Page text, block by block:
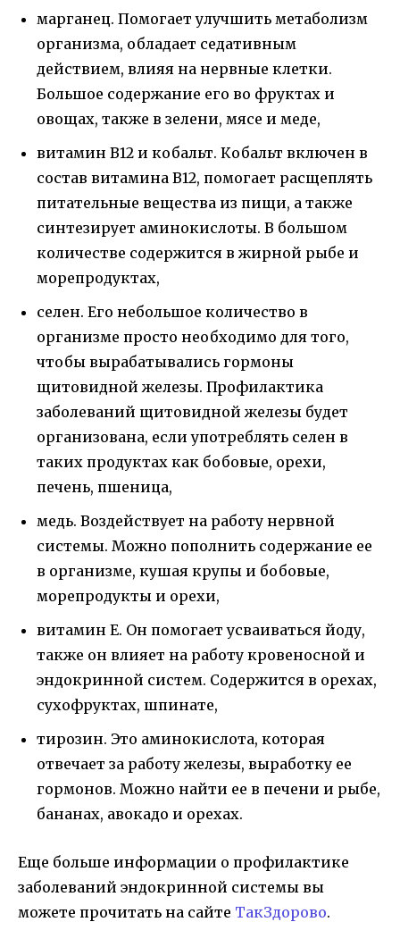
марганец. Помогает улучшить метаболизм
организма, обладает седативным
действием, влияя на нервные клетки.
Большое содержание его во фруктах и
овощах, также в зелени, мясе и меде,
витамин B12 и кобальт. Кобальт включен в
состав витамина B12, помогает расщеплять
питательные вещества из пищи, а также
синтезирует аминокислоты. В большом
количестве содержится в жирной рыбе и
морепродуктах,
селен. Его небольшое количество в
организме просто необходимо для того,
чтобы вырабатывались гормоны
щитовидной железы. Профилактика
заболеваний щитовидной железы будет
организована, если употреблять селен в
таких продуктах как бобовые, орехи,
печень, пшеница,
медь. Воздействует на работу нервной
системы. Можно пополнить содержание ее
в организме, кушая крупы и бобовые,
морепродукты и орехи,
витамин E. Он помогает усваиваться йоду,
также он влияет на работу кровеносной и
эндокринной систем. Содержится в орехах,
сухофруктах, шпинате,
тирозин. Это аминокислота, которая
отвечает за работу железы, выработку ее
гормонов. Можно найти ее в печени и рыбе,
бананах, авокадо и орехах.
Еще больше информации о профилактике
заболеваний эндокринной системы вы
можете прочитать на сайте ТакЗдорово.